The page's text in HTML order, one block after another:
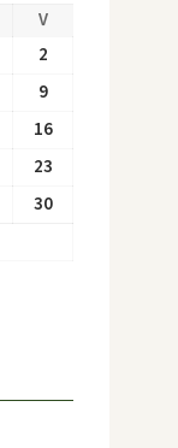
V
2
9
16
23
30